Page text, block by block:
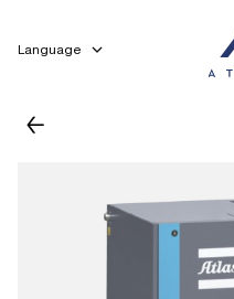
Language
←